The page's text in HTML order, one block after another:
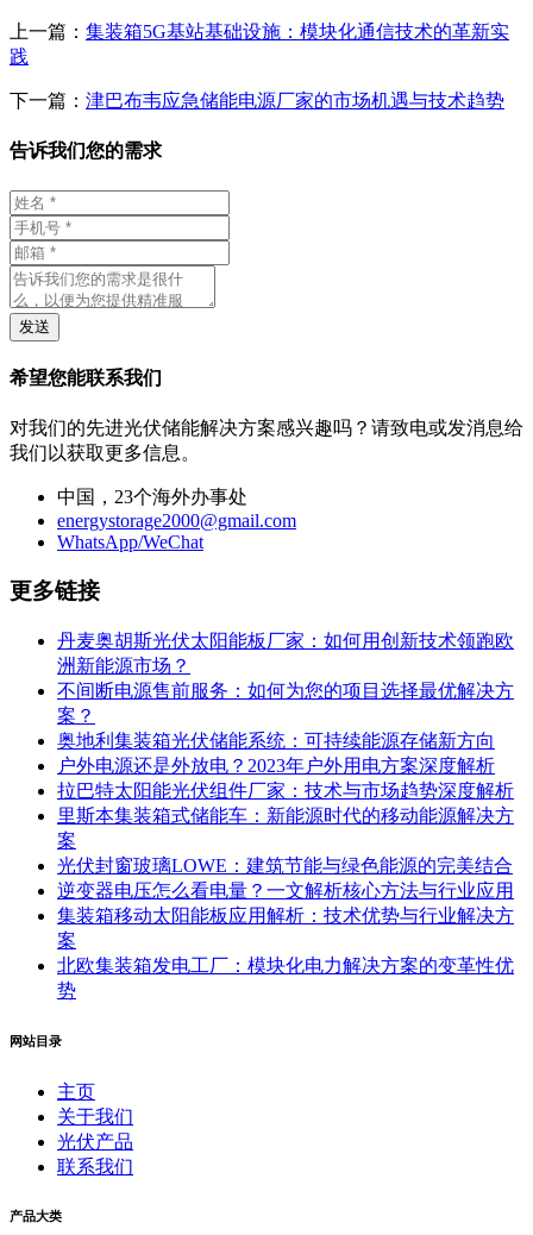
上一篇： 集装箱5G基站基础设施：模块化通信技术的革新实
践
下一篇： 津巴布韦应急储能电源厂家的市场机遇与技术趋势
告诉我们您的需求
发送
希望您能联系我们
对我们的先进光伏储能解决方案感兴趣吗？请致电或发消息给
我们以获取更多信息。
中国，23个海外办事处
energystorage2000@gmail.com
WhatsApp/WeChat
更多链接
丹麦奥胡斯光伏太阳能板厂家：如何用创新技术领跑欧
洲新能源市场？
不间断电源售前服务：如何为您的项目选择最优解决方
案？
奥地利集装箱光伏储能系统：可持续能源存储新方向
户外电源还是外放电？2023年户外用电方案深度解析
拉巴特太阳能光伏组件厂家：技术与市场趋势深度解析
里斯本集装箱式储能车：新能源时代的移动能源解决方
案
光伏封窗玻璃LOWE：建筑节能与绿色能源的完美结合
逆变器电压怎么看电量？一文解析核心方法与行业应用
集装箱移动太阳能板应用解析：技术优势与行业解决方
案
北欧集装箱发电工厂：模块化电力解决方案的变革性优
势
网站目录
主页
关于我们
光伏产品
联系我们
产品大类